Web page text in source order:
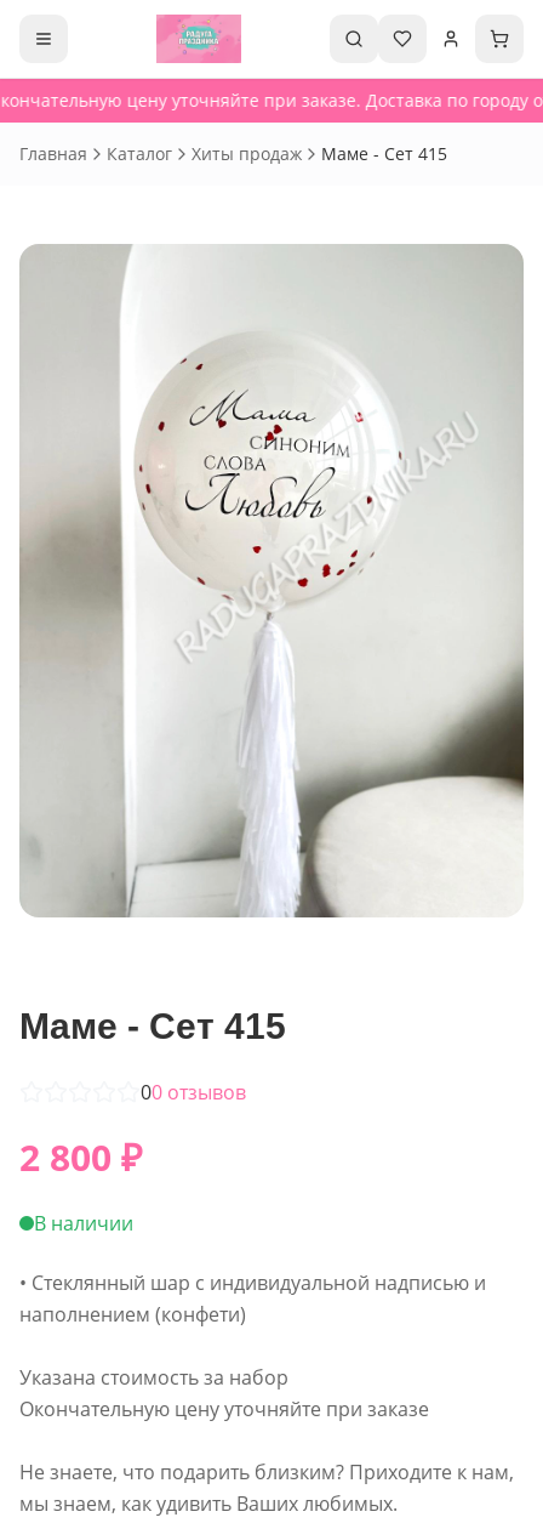
цену уточняйте при заказе. Доставка по городу
Главная Каталог Хиты продаж Маме - Сет 415
Маме - Сет 415
00 отзывов
2 800 ₽
В наличии
• Стеклянный шар с индивидуальной надписью и
наполнением (конфети)
Указана стоимость за набор
Окончательную цену уточняйте при заказе
Не знаете, что подарить близким? Приходите к нам,
мы знаем, как удивить Ваших любимых.